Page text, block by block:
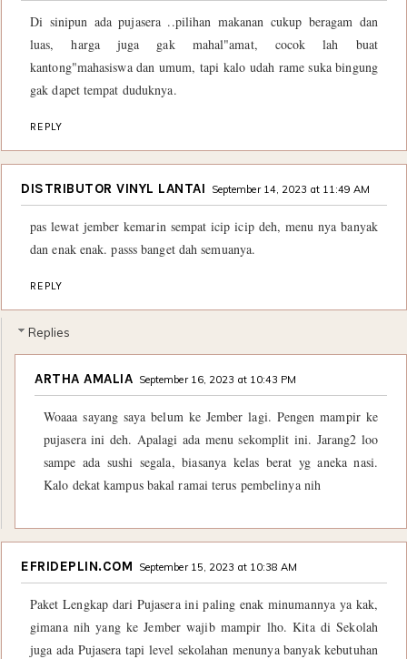
Di sinipun ada pujasera ..pilihan makanan cukup beragam dan
luas, harga juga gak mahal"amat, cocok lah buat
kantong"mahasiswa dan umum, tapi kalo udah rame suka bingung
gak dapet tempat duduknya.
REPLY
DISTRIBUTOR VINYL LANTAI September 14, 2023 at 11:49 AM
pas lewat jember kemarin sempat icip icip deh, menu nya banyak
dan enak enak. passs banget dah semuanya.
REPLY
Replies
ARTHA AMALIA September 16, 2023 at 10:43 PM
Woaaa sayang saya belum ke Jember lagi. Pengen mampir ke
pujasera ini deh. Apalagi ada menu sekomplit ini. Jarang2 loo
sampe ada sushi segala, biasanya kelas berat yg aneka nasi.
Kalo dekat kampus bakal ramai terus pembelinya nih
EFRIDEPLIN.COM September 15, 2023 at 10:38 AM
Paket Lengkap dari Pujasera ini paling enak minumannya ya kak,
gimana nih yang ke Jember wajib mampir lho. Kita di Sekolah
juga ada Pujasera tapi level sekolahan menunya banyak kebutuhan